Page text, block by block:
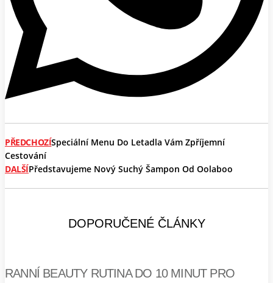
PŘEDCHOZÍSpeciální Menu Do Letadla Vám Zpříjemní
Cestování
DALŠÍPředstavujeme Nový Suchý Šampon Od Oolaboo
DOPORUČENÉ ČLÁNKY
RANNÍ BEAUTY RUTINA DO 10 MINUT PRO